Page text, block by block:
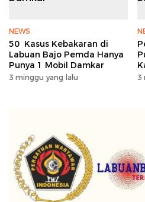
NEWS
50 Kasus Kebakaran di
Labuan Bajo Pemda Hanya
Punya 1 Mobil Damkar
3 minggu yang lalu 3